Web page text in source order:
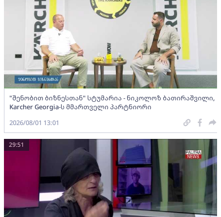
"შენობით ბიზნესთან" სტუმარია - ნიკოლოზ ბათირაშვილი,
Karcher Georgia-ს მმართველი პარტნიორი
2026/08/01 13:01
29:51